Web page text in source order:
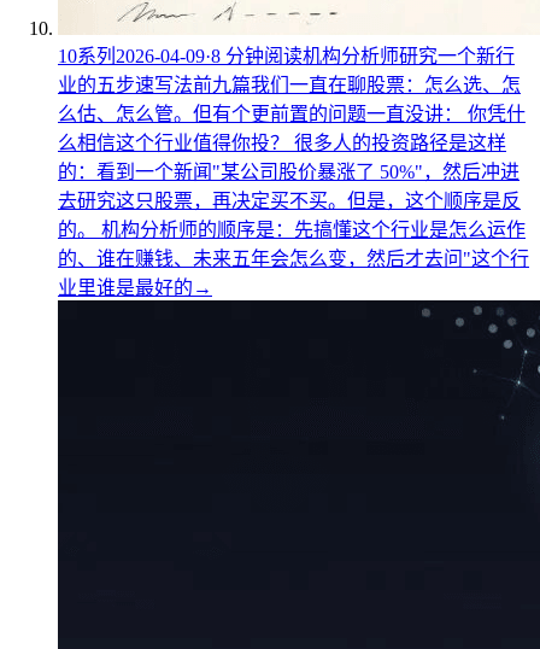
10系列 2026-04-09·8 分钟阅读机构分析师研究一个新行
业的五步速写法前九篇我们一直在聊股票：怎么选、怎
么估、怎么管。但有个更前置的问题一直没讲： 你凭什
么相信这个行业值得你投？ 很多人的投资路径是这样
的：看到一个新闻"某公司股价暴涨了 50%"，然后冲进
去研究这只股票，再决定买不买。但是，这个顺序是反
的。 机构分析师的顺序是：先搞懂这个行业是怎么运作
的、谁在赚钱、未来五年会怎么变，然后才去问"这个行
业里谁是最好的 →